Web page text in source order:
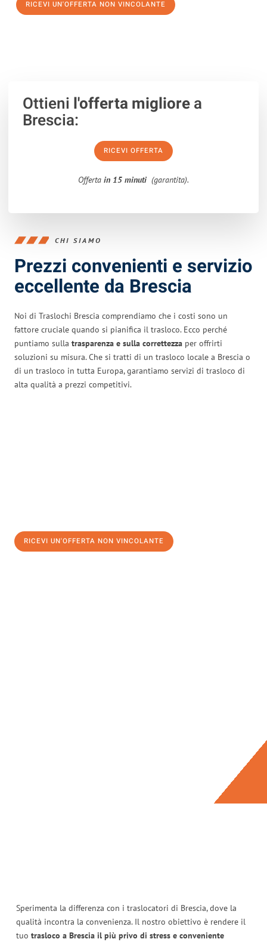
RICEVI UN'OFFERTA NON VINCOLANTE
Ottieni l'offerta migliorea
Brescia:
RICEVI OFFERTA
Offerta in 15 minuti (garantita).
CHI SIAMO
Prezzi convenienti e servizio
eccellente da Brescia
Noi di Traslochi Brescia comprendiamo che i costi sono un
fattore cruciale quando si pianifica il trasloco. Ecco perché
puntiamo sulla trasparenza e sulla correttezza per offrirti
soluzioni su misura. Che si tratti di un trasloco locale a Brescia o
di un trasloco in tutta Europa, garantiamo servizi di trasloco di
alta qualità a prezzi competitivi.
RICEVI UN'OFFERTA NON VINCOLANTE
Sperimenta la differenza con i traslocatori di Brescia, dove la
qualità incontra la convenienza. Il nostro obiettivo è rendere il
tuo trasloco a Brescia il più privo di stress e conveniente